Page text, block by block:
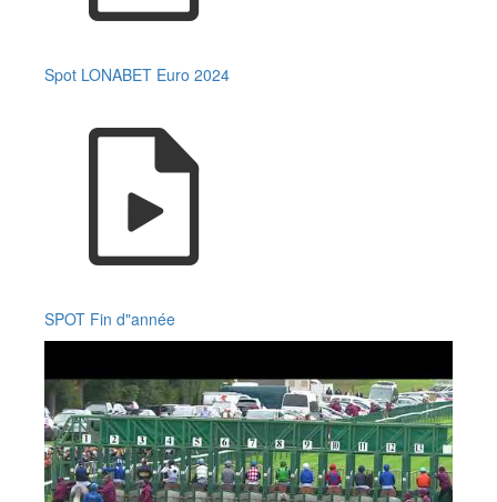
Spot LONABET Euro 2024
SPOT Fin d"année